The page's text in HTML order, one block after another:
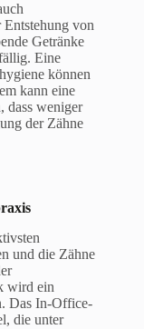
von
Getränke
Eine
können
kann eine
dass weniger
der Zähne
und die Zähne
wird ein
Das In-Office-
die unter